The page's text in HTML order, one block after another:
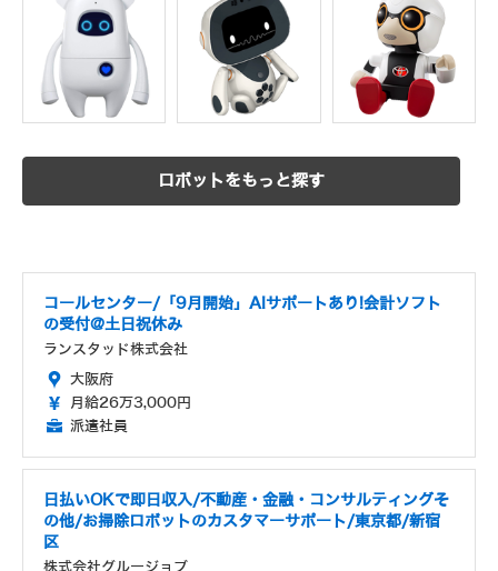
ロボットをもっと探す
コールセンター/「9月開始」AIサポートあり!会計ソフト
の受付@土日祝休み
ランスタッド株式会社
大阪府
月給26万3,000円
派遣社員
日払いOKで即日収入/不動産・金融・コンサルティングそ
の他/お掃除ロボットのカスタマーサポート/東京都/新宿
区
株式会社グルージョブ